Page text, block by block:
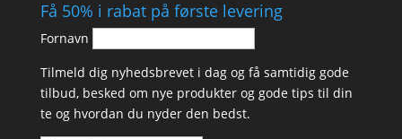
Få 50% i rabat på første levering
Fornavn
Tilmeld dig nyhedsbrevet i dag og få samtidig gode
tilbud, besked om nye produkter og gode tips til din
te og hvordan du nyder den bedst.